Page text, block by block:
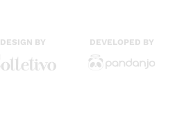
DESIGN BY DEVELOPED BY